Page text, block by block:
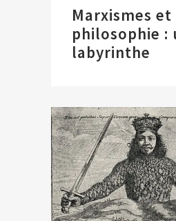
Marxismes et
philosophie :
labyrinthe